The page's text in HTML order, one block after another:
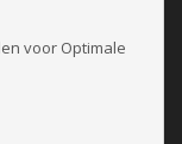
voor Optimale